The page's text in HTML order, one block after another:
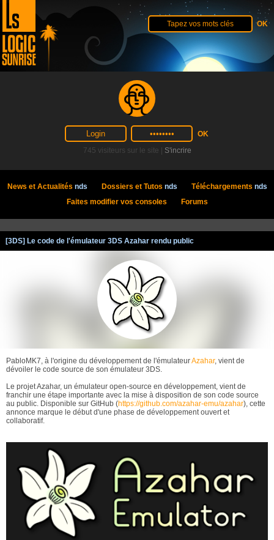
745 visiteurs sur le site | S'incrire
News et Actualités nds Dossiers et Tutos nds Téléchargements nds
Faites modifier vos consoles
Forums
[3DS] Le code de l'émulateur 3DS Azahar rendu public
PabloMK7, à l'origine du développement de l'émulateurAzahar, vient de
dévoiler le code source de son émulateur 3DS.
Le projet Azahar, un émulateur open-source en développement, vient de
franchir une étape importante avec la mise à disposition de son code source
au public. Disponible sur GitHub (https://github.com/azahar-emu/azahar), cette
annonce marque le début d'une phase de développement ouvert et
collaboratif.